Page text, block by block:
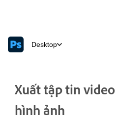
Desktop
Xuất tập tin
hình ảnh